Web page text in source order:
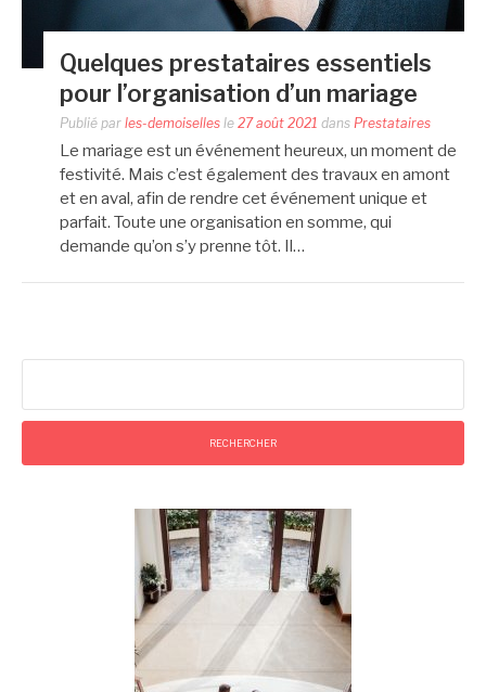
Quelques prestataires essentiels
pour l’organisation d’un mariage
Publié par les-demoiselles le 27 août 2021 dans Prestataires
Le mariage est un événement heureux, un moment de
festivité. Mais c’est également des travaux en amont
et en aval, afin de rendre cet événement unique et
parfait. Toute une organisation en somme, qui
demande qu’on s’y prenne tôt. Il…